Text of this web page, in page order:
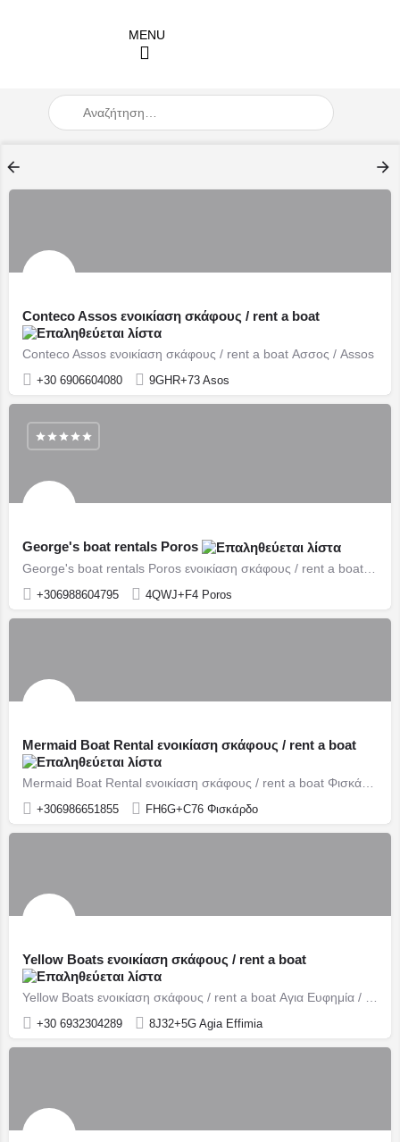
When autocomplete results are available use up and down
Conteco Assos ενοικίαση σκάφους / rent a boat
Conteco Assos ενοικίαση σκάφους / rent a boat Ασσος / Assos
+30 6906604080 9GHR+73 Asos
George's boat rentals Poros
George's boat rentals Poros ενοικίαση σκάφους / rent a boat Πόρος / Poros
+306988604795 4QWJ+F4 Poros
Mermaid Boat Rental ενοικίαση σκάφους / rent a boat
Mermaid Boat Rental ενοικίαση σκάφους / rent a boat Φισκάρδο / Fiskardo
+306986651855 FH6G+C76 Φισκάρδο
Yellow Boats ενοικίαση σκάφους / rent a boat
Yellow Boats ενοικίαση σκάφους / rent a boat Αγια Ευφημία / Agia Efimia
+30 6932304289 8J32+5G Agia Effimia